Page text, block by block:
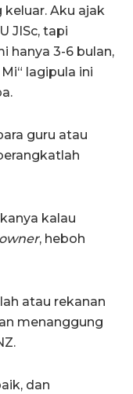
Aku ajak
JISc, tapi
hanya 3-6 bulan,
lagipula ini
guru atau
kalau
, heboh
atau rekanan
menanggung
dan